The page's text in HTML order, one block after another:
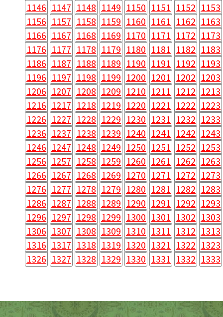
1146 1147 1148 1149 1150 1151 1152 1153
1156 1157 1158 1159 1160 1161 1162 1163
1166 1167 1168 1169 1170 1171 1172 1173
1176 1177 1178 1179 1180 1181 1182 1183
1186 1187 1188 1189 1190 1191 1192 1193
1196 1197 1198 1199 1200 1201 1202 1203
1206 1207 1208 1209 1210 1211 1212 1213
1216 1217 1218 1219 1220 1221 1222 1223
1226 1227 1228 1229 1230 1231 1232 1233
1236 1237 1238 1239 1240 1241 1242 1243
1246 1247 1248 1249 1250 1251 1252 1253
1256 1257 1258 1259 1260 1261 1262 1263
1266 1267 1268 1269 1270 1271 1272 1273
1276 1277 1278 1279 1280 1281 1282 1283
1286 1287 1288 1289 1290 1291 1292 1293
1296 1297 1298 1299 1300 1301 1302 1303
1306 1307 1308 1309 1310 1311 1312 1313
1316 1317 1318 1319 1320 1321 1322 1323
1326 1327 1328 1329 1330 1331 1332 1333